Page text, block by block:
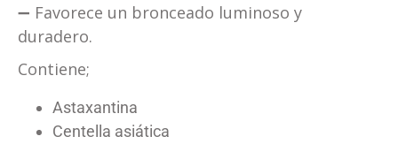
➖ Favorece un bronceado luminoso y
duradero.
Contiene;
Astaxantina
Centella asiática